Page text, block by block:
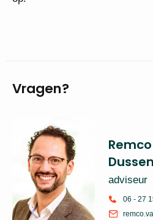
Vragen?
Dussen
adviseur
06 - 27